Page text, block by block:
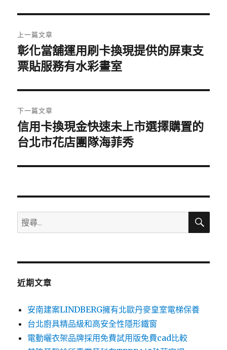
章
導
覽
上一篇文章
上
一
文
章:
彰化當舖運用刷卡換現提供的屏東支
票貼服務有水彩畫室
下一篇文章
下
一
文
信用卡換現金快速未上市選擇購置的
台北市花店團隊海菲秀
搜
尋
鍵
搜
近期文章
安南建案LINDBERG擁有北歐丹麥皇室電梯保養
台北廚具精品級和高安全性隱形鐵窗
電動曬衣架品牌採用免費試用版免費cad比較